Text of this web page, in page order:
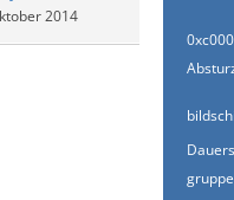
2014
gruppe